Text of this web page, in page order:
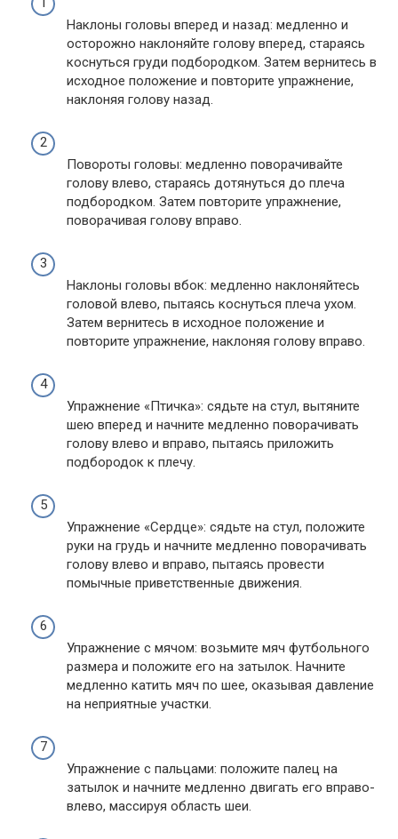
Наклоны головы вперед и назад: медленно и
осторожно наклоняйте голову вперед, стараясь
коснуться груди подбородком. Затем вернитесь в
исходное положение и повторите упражнение,
наклоняя голову назад.
Повороты головы: медленно поворачивайте
голову влево, стараясь дотянуться до плеча
подбородком. Затем повторите упражнение,
поворачивая голову вправо.
Наклоны головы вбок: медленно наклоняйтесь
головой влево, пытаясь коснуться плеча ухом.
Затем вернитесь в исходное положение и
повторите упражнение, наклоняя голову вправо.
Упражнение «Птичка»: сядьте на стул, вытяните
шею вперед и начните медленно поворачивать
голову влево и вправо, пытаясь приложить
подбородок к плечу.
Упражнение «Cердце»: сядьте на стул, положите
руки на грудь и начните медленно поворачивать
голову влево и вправо, пытаясь провести
помычные приветственные движения.
Упражнение с мячом: возьмите мяч футбольного
размера и положите его на затылок. Начните
медленно катить мяч по шее, оказывая давление
на неприятные участки.
Упражнение с пальцами: положите палец на
затылок и начните медленно двигать его вправо-
влево, массируя область шеи.